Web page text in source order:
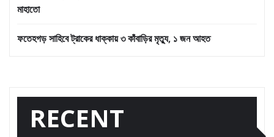
মাহাতো
ফতেহগড় সাহিবে ট্রাকের ধাক্কায় ৩ কাঁবাড়ির মৃত্যু, ১ জন আহত
RECENT